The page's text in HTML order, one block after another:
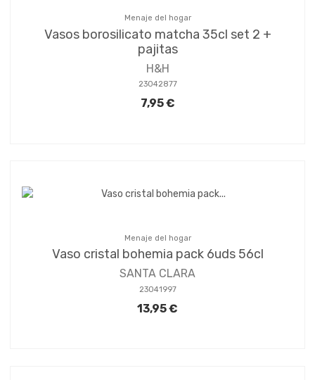
Menaje del hogar
Vasos borosilicato matcha 35cl set 2 +
pajitas
H&H
23042877
7,95 €
Menaje del hogar
Vaso cristal bohemia pack 6uds 56cl
SANTA CLARA
23041997
13,95 €